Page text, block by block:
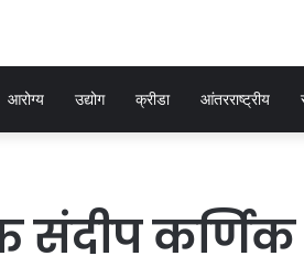
आरोग्य उद्योग क्रीडा आंतरराष्ट्रीय
संदीप कर्णिक